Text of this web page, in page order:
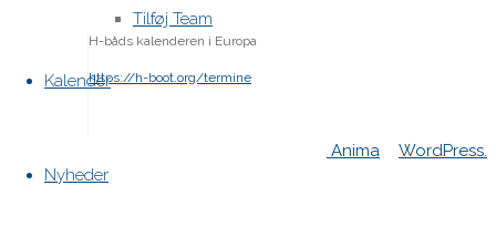
Tilføj Team
Kalender
Nyheder
H-båds kalenderen i Europa
https://h-boot.org/termine
Anima WordPress.